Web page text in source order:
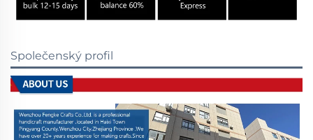
Společenský profil